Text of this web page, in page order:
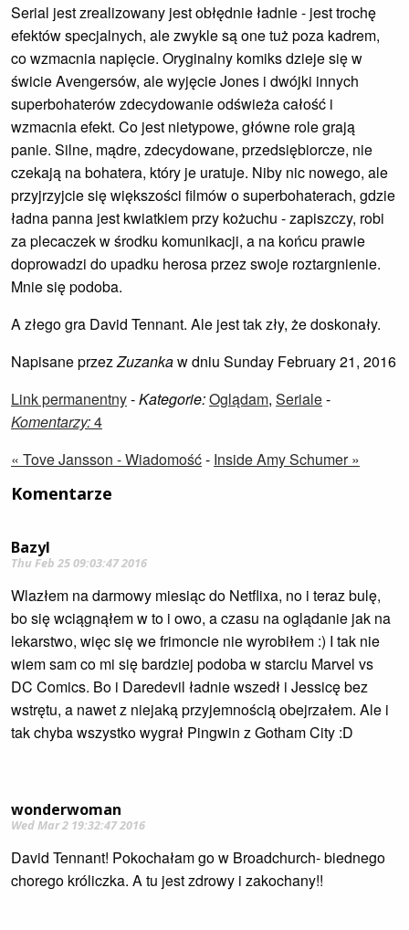
Serial jest zrealizowany jest obłędnie ładnie - jest trochę
efektów specjalnych, ale zwykle są one tuż poza kadrem,
co wzmacnia napięcie. Oryginalny komiks dzieje się w
świcie Avengersów, ale wyjęcie Jones i dwójki innych
superbohaterów zdecydowanie odświeża całość i
wzmacnia efekt. Co jest nietypowe, główne role grają
panie. Silne, mądre, zdecydowane, przedsiębiorcze, nie
czekają na bohatera, który je uratuje. Niby nic nowego, ale
przyjrzyjcie się większości filmów o superbohaterach, gdzie
ładna panna jest kwiatkiem przy kożuchu - zapiszczy, robi
za plecaczek w środku komunikacji, a na końcu prawie
doprowadzi do upadku herosa przez swoje roztargnienie.
Mnie się podoba.
A złego gra David Tennant. Ale jest tak zły, że doskonały.
Napisane przezZuzankaw dniu Sunday February 21, 2016
Link permanentny-Kategorie:Oglądam, Seriale-
Komentarzy:4
« Tove Jansson - Wiadomość- Inside Amy Schumer »
Komentarze
Bazyl
Thu Feb 25 09:03:47 2016
Wlazłem na darmowy miesiąc do Netflixa, no i teraz bulę,
bo się wciągnąłem w to i owo, a czasu na oglądanie jak na
lekarstwo, więc się we frimoncie nie wyrobiłem :) I tak nie
wiem sam co mi się bardziej podoba w starciu Marvel vs
DC Comics. Bo i Daredevil ładnie wszedł i Jessicę bez
wstrętu, a nawet z niejaką przyjemnością obejrzałem. Ale i
tak chyba wszystko wygrał Pingwin z Gotham City :D
wonderwoman
Wed Mar 2 19:32:47 2016
David Tennant! Pokochałam go w Broadchurch- biednego
chorego króliczka. A tu jest zdrowy i zakochany!!